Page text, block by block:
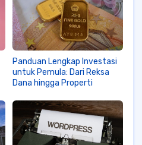
Panduan Lengkap Investasi
untuk Pemula: Dari Reksa
Dana hingga Properti